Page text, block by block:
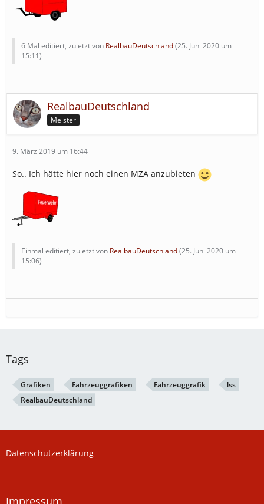
6 Mal editiert, zuletzt von RealbauDeutschland(25. Juni 2020 um
15:11)
RealbauDeutschland
Meister
9. März 2019 um 16:44
So.. Ich hätte hier noch einen MZA anzubieten
Einmal editiert, zuletzt von RealbauDeutschland(25. Juni 2020 um
15:06)
Tags
Grafiken Fahrzeuggrafiken Fahrzeuggrafik
lss
RealbauDeutschland
Datenschutzerklärung